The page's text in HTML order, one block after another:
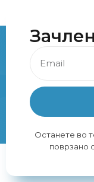
Останете во
поврзано